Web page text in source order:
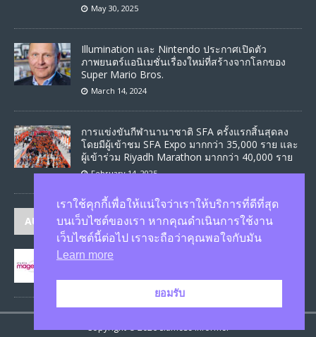
May 30, 2025
Illumination และ Nintendo ประกาศเปิดตัว
ภาพยนตร์แอนิเมชั่นเรื่องใหม่ที่สร้างจากโลกของ
Super Mario Bros.
March 14, 2024
การแข่งขันกีฬานานาชาติ SFA ครั้งแรกสิ้นสุดลง
โดยมีผู้เข้าชม SFA Expo มากกว่า 35,000 ราย และ
ผู้เข้าร่วม Riyadh Marathon มากกว่า 40,000 ราย
February 14, 2025
AUTHORS
JASON
Copyright © 2026 Siamese Informer
เราใช้คุกกี้เพื่อให้แน่ใจว่าเราให้บริการที่ดีที่สุด
บนเว็บไซต์ของเรา หากคุณดำเนินการใช้งาน
เว็บไซต์นี้ต่อไป เราจะถือว่าคุณพอใจกับมัน
Learn more
ยอมรับ